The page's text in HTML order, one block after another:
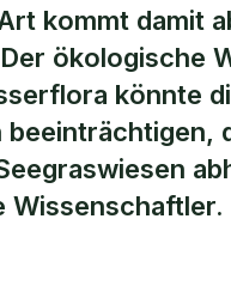
kommt damit
ökologische
könnte
beeinträchtigen,
Wissenschaftler.